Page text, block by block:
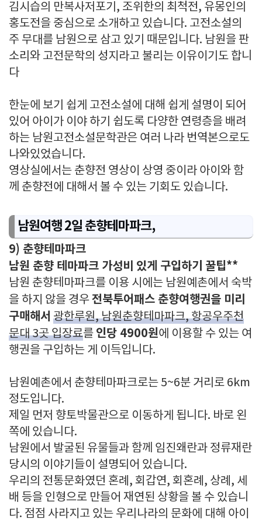
김시습의 만복사저포기, 조위한의 최척전, 유몽인의
홍도전을 중심으로 소개하고 있습니다. 고전소설의
주 무대를 남원으로 삼고 있기 때문입니다. 남원을 판
소리와 고전문학의 성지라고 불리는 이유이기도 합니
다
한눈에 보기 쉽게 고전소설에 대해 쉽게 설명이 되어
있어 아이가 이야 하기 쉽도록 다양한 연령층을 배려
하는 남원고전소설문학관은 여러 나라 번역본으로도
나와있었습니다.
영상실에서는 춘향전 영상이 상영 중이라 아이와 함
께 춘향전에 대해서 볼 수 있는 기회도 있습니다.
남원여행 2일 춘향테마파크,
9) 춘향테마파크
남원 춘향 테마파크 가성비 있게 구입하기 꿀팁**
남원 춘향테마파크를 이용 시에는 남원예촌에서 숙박
을 하지 않을 경우전북투어패스 춘향여행권을 미리
구매해서 광한루원, 남원춘향테마파크, 항공우주천
문대 3곳 입장료를 인당 4900원에 이용할 수 있는 여
행권을 구입하는 게 이득입니다.
남원예촌에서 춘향테마파크로는 5~6분 거리로 6km
정도입니다.
제일 먼저 향토박물관으로 이동하게 됩니다. 바로 왼
쪽에 있습니다.
남원에서 발굴된 유물들과 함께 임진왜란과 정류재란
당시의 이야기들이 설명되어 있습니다.
우리의 전통문화였던 혼례, 회갑연, 회혼례, 상례, 세
배 등을 인형으로 만들어 재연된 상황을 볼 수 있습니
다. 점점 사라지고 있는 우리나라의 문화에 대해 아이